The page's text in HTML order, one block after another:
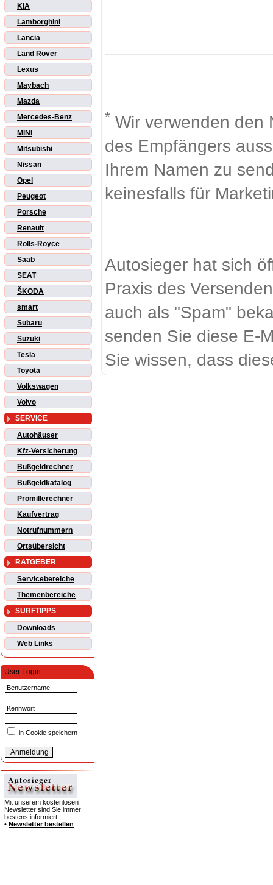
KIA
Lamborghini
Lancia
Land Rover
Lexus
Maybach
Mazda
Mercedes-Benz
MINI
Mitsubishi
Nissan
Opel
Peugeot
Porsche
Renault
Rolls-Royce
Saab
SEAT
ŠKODA
smart
Subaru
Suzuki
Tesla
Toyota
Volkswagen
Volvo
SERVICE
Autohäuser
Kfz-Versicherung
Bußgeldrechner
Bußgeldkatalog
Promillerechner
Kaufvertrag
Notrufnummern
Ortsübersicht
RATGEBER
Servicebereiche
Themenbereiche
SURFTIPPS
Downloads
Web Links
User Login
Benutzername
Kennwort
in Cookie speichern
Mit unserem kostenlosen
Newsletter sind Sie immer
bestens informiert.
• Newsletter bestellen
* Wir verwenden den
des Empfängers
Ihrem Namen zu
keinesfalls für
Autosieger hat sich
Praxis des
auch als "Spam"
senden Sie diese E-
Sie wissen, dass